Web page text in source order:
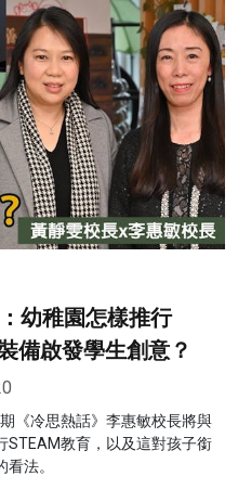
幼稚園怎樣推行
備啟發學生創意？
《冷思熱話》李惠敏校長將與
STEAM教育，以及這對孩子銜
法。